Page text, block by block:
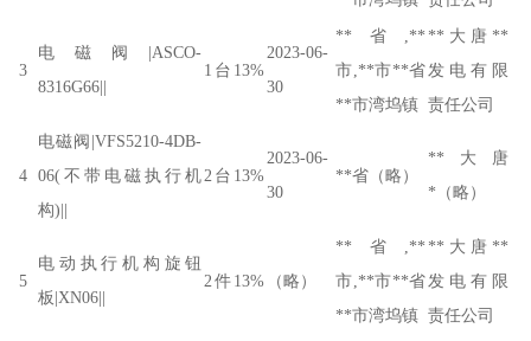
3
电磁阀|ASCO-
8316G66||
1 台 13%
2023-06-
30
**省,**
市,**市**省
**市湾坞镇
**大唐**
发电有限
责任公司
4
电磁阀|VFS5210-4DB-
06(不带电磁执行机
构)||
2 台 13%
2023-06-
30
**省（略）
**大唐
*（略）
5
电动执行机构旋钮
板|XN06||
2 件13% （略）
**省,**
市,**市**省
**市湾坞镇
**大唐**
发电有限
责任公司